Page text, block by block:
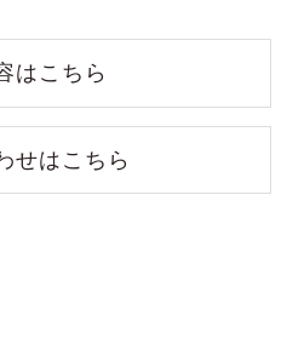
はこちら
せはこちら